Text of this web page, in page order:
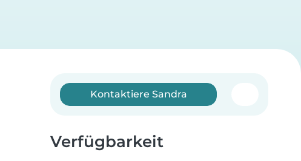
Kontaktiere Sandra
Verfügbarkeit